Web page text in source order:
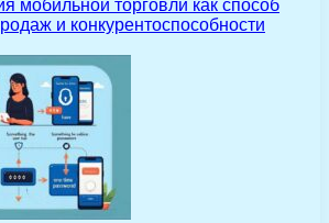
мобильной торговли как способ
и конкурентоспособности